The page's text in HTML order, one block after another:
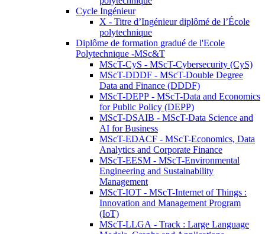
Cycle Ingénieur
X - Titre d’Ingénieur diplômé de l’École
polytechnique
Diplôme de formation gradué de l'Ecole
Polytechnique -MSc&T
MScT-CyS - MScT-Cybersecurity (CyS)
MScT-DDDF - MScT-Double Degree
Data and Finance (DDDF)
MScT-DEPP - MScT-Data and Economics
for Public Policy (DEPP)
MScT-DSAIB - MScT-Data Science and
AI for Business
MScT-EDACF - MScT-Economics, Data
Analytics and Corporate Finance
MScT-EESM - MScT-Environmental
Engineering and Sustainability
Management
MScT-IOT - MScT-Internet of Things :
Innovation and Management Program
(IoT)
MScT-LLGA - Track : Large Language